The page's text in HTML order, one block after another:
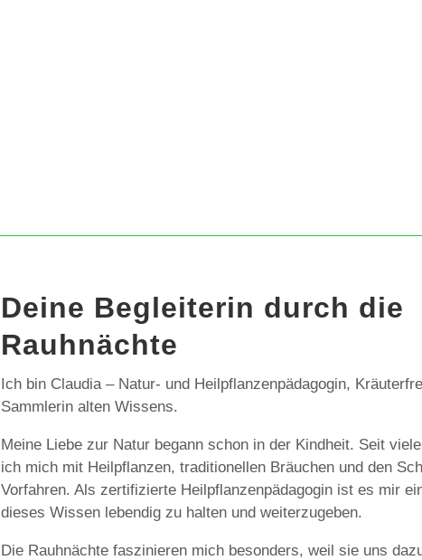
Deine Begleiterin durch die
Rauhnächte
Ich bin Claudia – Natur- und Heilpflanzenpädagogin,
Sammlerin alten Wissens.
Meine Liebe zur Natur begann schon in der Kindheit. Seit
ich mich mit Heilpflanzen, traditionellen Bräuchen und den
Vorfahren. Als zertifizierte Heilpflanzenpädagogin ist es mir
dieses Wissen lebendig zu halten und weiterzugeben.
Die Rauhnächte faszinieren mich besonders, weil sie uns